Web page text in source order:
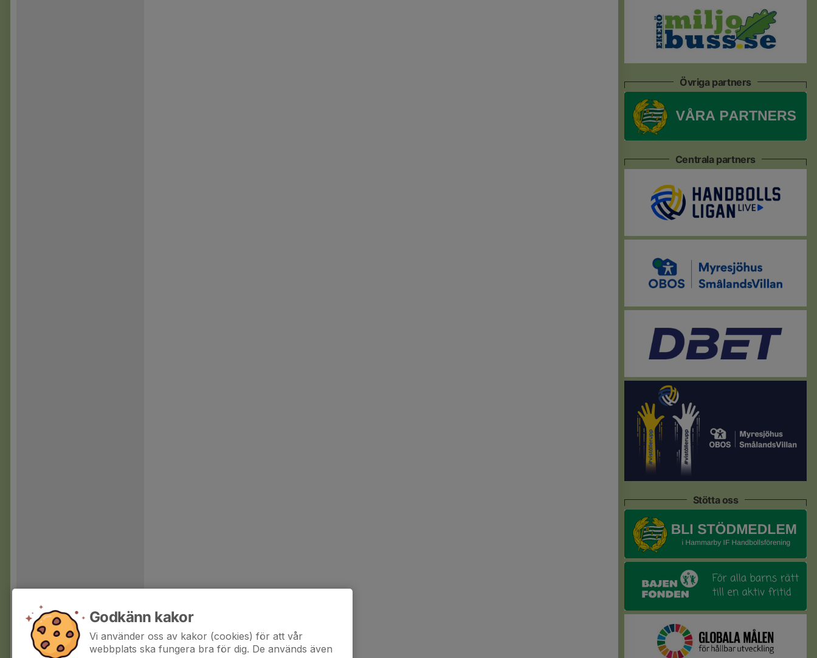
Övriga partners
Centrala partners
Stötta oss
Godkänn kakor
Vi använder oss av kakor (cookies) för att vår
webbplats ska fungera bra för dig. De används även